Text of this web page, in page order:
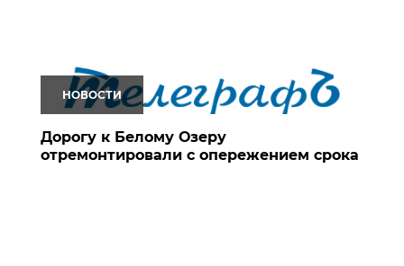
НОВОСТИ
Дорогу к Белому Озеру
отремонтировали с опережением срока